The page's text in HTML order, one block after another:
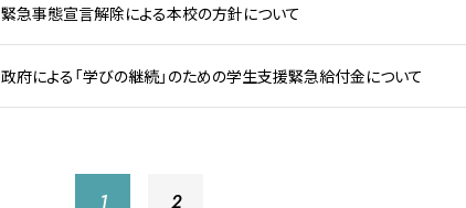
緊急事態宣言解除による本校の方針について
政府による「学びの継続」のための学生支援緊急給付金について
1 2